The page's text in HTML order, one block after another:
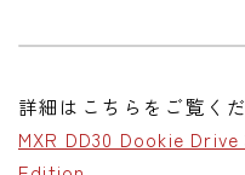
詳細はこちらをご覧くだ
MXR DD30 Dookie